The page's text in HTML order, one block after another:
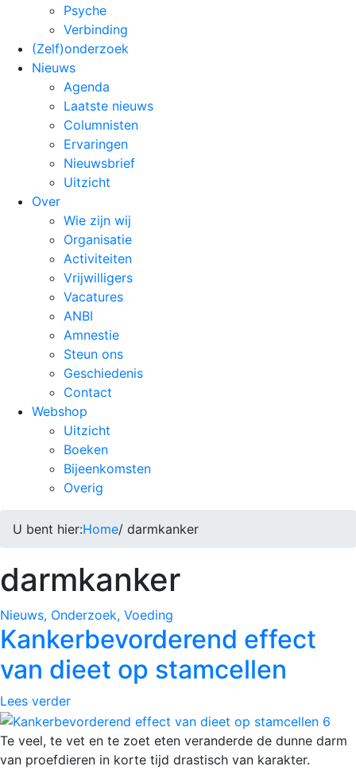
Psyche
Verbinding
(Zelf)onderzoek
Nieuws
Agenda
Laatste nieuws
Columnisten
Ervaringen
Nieuwsbrief
Uitzicht
Over
Wie zijn wij
Organisatie
Activiteiten
Vrijwilligers
Vacatures
ANBI
Amnestie
Steun ons
Geschiedenis
Contact
Webshop
Uitzicht
Boeken
Bijeenkomsten
Overig
U bent hier:Home/ darmkanker
darmkanker
Nieuws, Onderzoek, Voeding
Kankerbevorderend effect
van dieet op stamcellen
Lees verder
Te veel, te vet en te zoet eten veranderde de dunne darm
van proefdieren in korte tijd drastisch van karakter.